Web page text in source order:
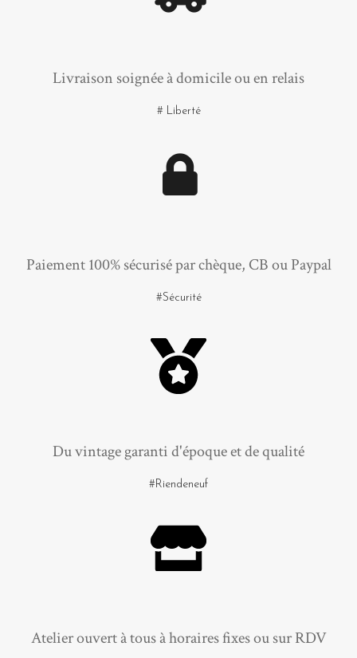
Livraison soignée à domicile ou en relais
# Liberté
Paiement 100% sécurisé par chèque, CB ou Paypal
#Sécurité
Du vintage garanti d'époque et de qualité
#Riendeneuf
Atelier ouvert à tous à horaires fixes ou sur RDV